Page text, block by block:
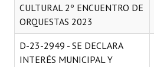
Actas de Sesión
Informes de Unidad Coordinadora
CULTURAL 2º ENCUENTRO DE
ORQUESTAS 2023
D-23-2949 - SE DECLARA
INTERÉS MUNICIPAL Y